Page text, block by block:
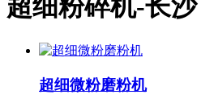
超细粉碎机-长沙
超细微粉磨粉机